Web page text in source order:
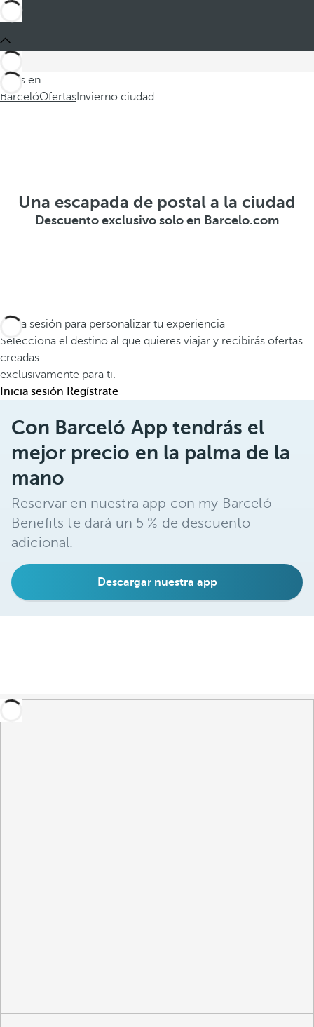
Estás en
BarcelóOfertas Invierno ciudad
Una escapada de postal a la ciudad
Descuento exclusivo solo en Barcelo.com
Inicia sesión para personalizar tu experiencia
Selecciona el destino al que quieres viajar y recibirás ofertas
creadas
exclusivamente para ti.
Inicia sesión Regístrate
Con Barceló App tendrás el
mejor precio en la palma de la
mano
Reservar en nuestra app con my Barceló
Benefits te dará un 5 % de descuento
adicional.
Descargar nuestra app